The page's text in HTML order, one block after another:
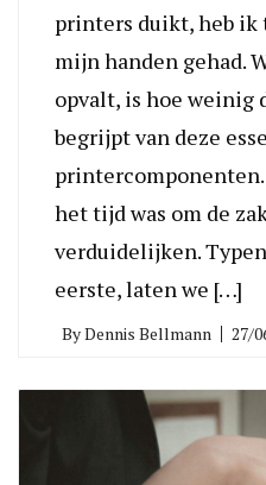
printers duikt, heb
mijn handen gehad.
opvalt, is hoe weinig
begrijpt van deze
het tijd was om de
verduidelijken.
eerste, laten we […]
ByDennis Bellmann 27/